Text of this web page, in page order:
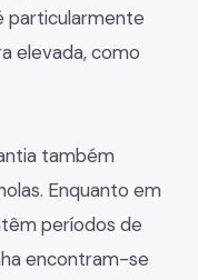
particularmente
elevada, como
também
Enquanto em
períodos de
encontram-se